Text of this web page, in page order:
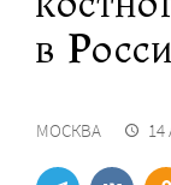
в
МОСКВА 14